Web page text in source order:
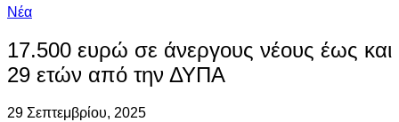
Νέα
17.500 ευρώ σε άνεργους νέους έως και
29 ετών από την ΔΥΠΑ
29 Σεπτεμβρίου, 2025